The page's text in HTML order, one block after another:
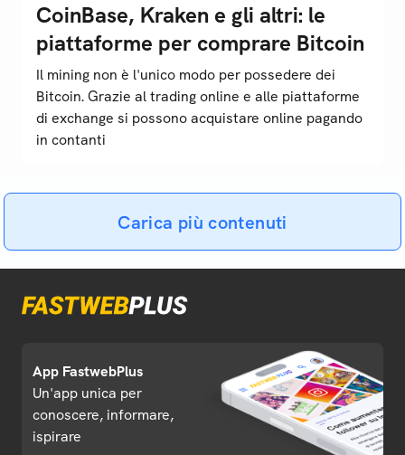
CoinBase, Kraken e gli altri: le
piattaforme per comprare Bitcoin
Il mining non è l'unico modo per possedere dei
Bitcoin. Grazie al trading online e alle piattaforme
di exchange si possono acquistare online pagando
in contanti
Carica più contenuti
App FastwebPlus
Un'app unica per
conoscere, informare,
ispirare